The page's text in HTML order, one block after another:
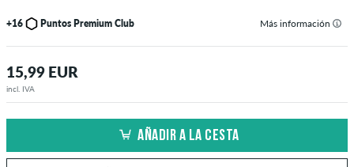
+16 Puntos Premium Club Más información
15,99 EUR
incl. IVA
AÑADIR A LA CESTA